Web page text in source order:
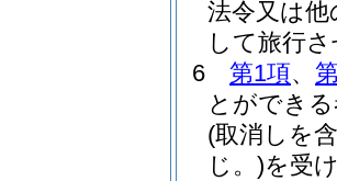
法令又は
して旅行
6
第1項、
とができ
(取消しを
じ。)を受